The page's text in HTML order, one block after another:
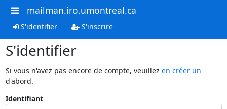
mailman.iro.umontreal.ca
S'identifier S'inscrire
S'identifier
Si vous n'avez pas encore de compte, veuillez en créer un
d'abord.
Identifiant